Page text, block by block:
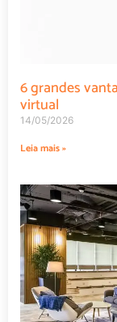
6 grandes
virtual
14/05/2026
Leia mais »